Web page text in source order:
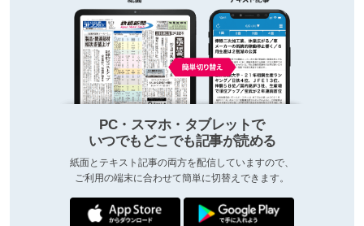
PC・スマホ・タブレットで
いつでもどこでも記事が読める
紙面とテキスト記事の両方を配信していますので、
ご利用の端末に合わせて簡単に切替えできます。